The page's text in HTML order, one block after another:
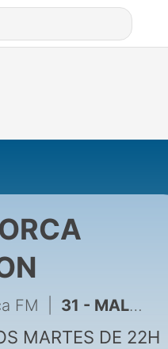
FM 31 - MALLORCA SALSON 20 NOV 2018
MARTES DE 22H